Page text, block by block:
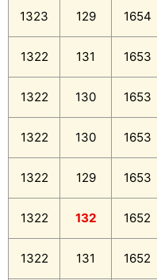
1323 129 1654
1322 131 1653
1322 130 1653
1322 130 1653
1322 129 1653
1322 132 1652
1322 131 1652